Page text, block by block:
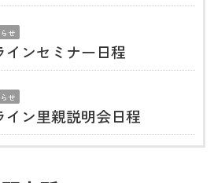
せ
インセミナー日程
せ
イン里親説明会日程